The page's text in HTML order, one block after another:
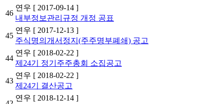
46
연우 [ 2017-09-14 ]
내부정보관리규정 개정 공표
45
연우 [ 2017-12-13 ]
주식명의개서정지(주주명부폐쇄) 공고
44
연우 [ 2018-02-22 ]
제24기 정기주주총회 소집공고
43
연우 [ 2018-02-22 ]
제24기 결산공고
연우 [ 2018-12-14 ]